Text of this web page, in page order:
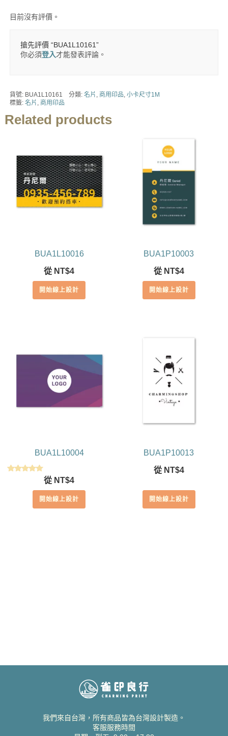
目前沒有評價。
搶先評價 “BUA1L10161”
你必須登入才能發表評論。
貨號: BUA1L10161 分類: 名片 商用印品 小卡尺寸1M
標籤: 名片 商用印品
Related products
BUA1L10016
從 NT$4
開始線上設計
BUA1P10003
從 NT$4
開始線上設計
BUA1L10004
滿分 5
從 NT$4
開始線上設計
BUA1P10013
從 NT$4
開始線上設計
我們來自台灣，所有商品皆為台灣設計製造。
客服服務時間